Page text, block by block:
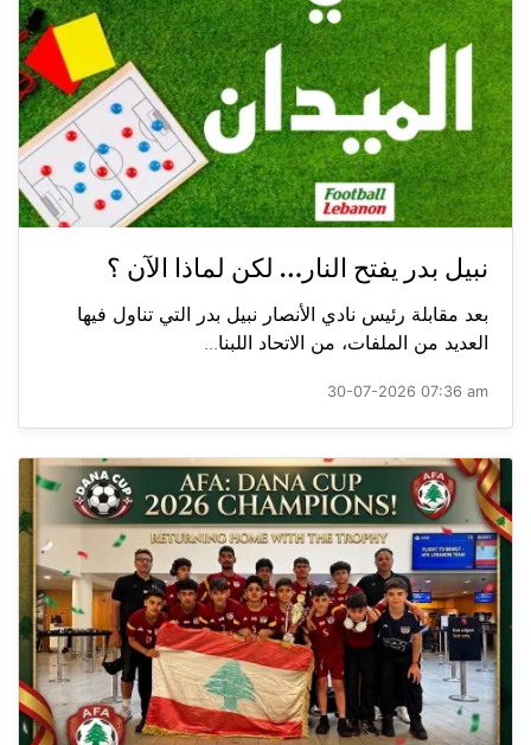
نبيل بدر يفتح النار… لكن لماذا الآن ؟
بعد مقابلة رئيس نادي الأنصار نبيل بدر التي تناول فيها
العديد من الملفات، من الاتحاد اللبنا...
30-07-2026 07:36 am